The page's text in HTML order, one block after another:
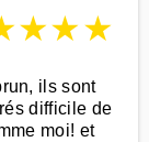
★★★
ils sont
difficile de
moi! et